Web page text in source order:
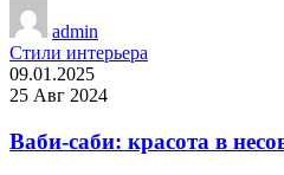
admin
Стили интерьера
09.01.2025
25 Авг 2024
Ваби-саби: красота в